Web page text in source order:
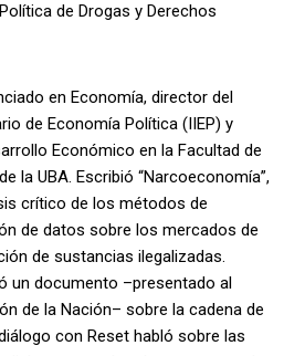
de Drogas y Derechos
en Economía, director del
de Economía Política (IIEP) y
Económico en la Facultad de
la UBA. Escribió “Narcoeconomía”,
crítico de los métodos de
de datos sobre los mercados de
de sustancias ilegalizadas.
un documento –presentado al
de la Nación– sobre la cadena de
con Reset habló sobre las